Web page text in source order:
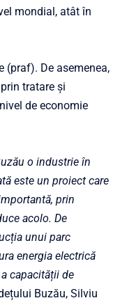
mondial, atât în
(praf). De asemenea,
tratare şi
de economie
o industrie în
este un proiect care
prin
acolo. De
unui parc
energia electrică
capacității de
Buzău, Silviu